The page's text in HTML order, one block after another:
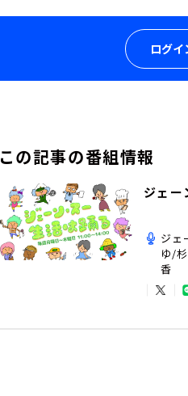
ログイ
この記事の番組情報
ジェー
ジェ
ゆ/
香